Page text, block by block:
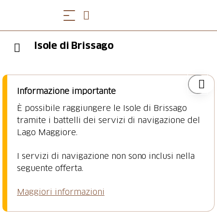
Isole di Brissago
Informazione importante
È possibile raggiungere le Isole di Brissago
tramite i battelli dei servizi di navigazione del
Lago Maggiore.
I servizi di navigazione non sono inclusi nella
seguente offerta.
Maggiori informazioni